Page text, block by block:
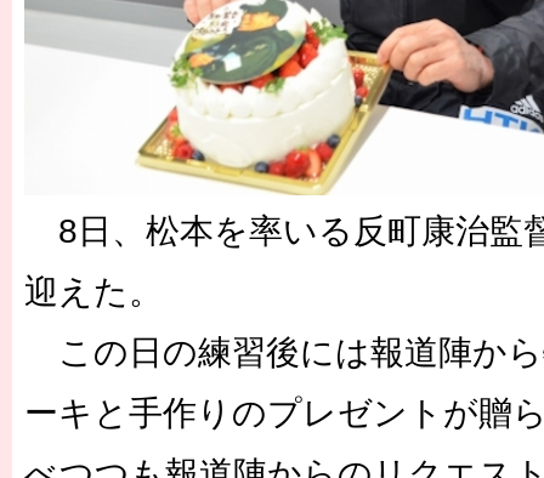
8日、松本を率いる反町康治監
迎えた。
この日の練習後には報道陣か
ーキと手作りのプレゼントが贈